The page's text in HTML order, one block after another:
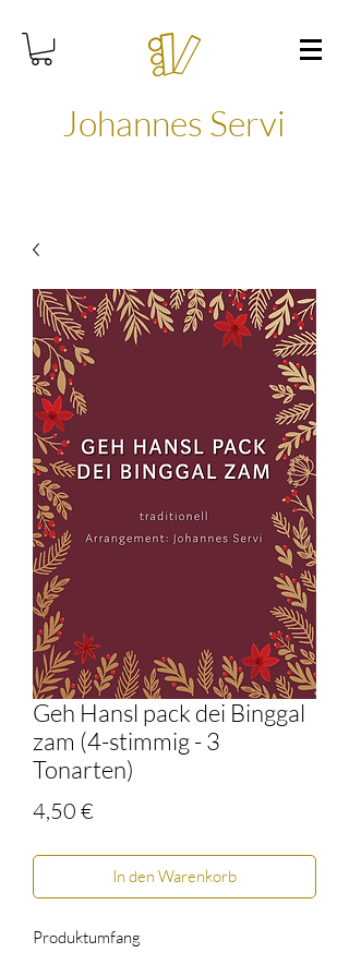
Johannes Servi
Geh Hansl pack dei Binggal
zam (4-stimmig - 3
Tonarten)
4,50 €
In den Warenkorb
Produktumfang